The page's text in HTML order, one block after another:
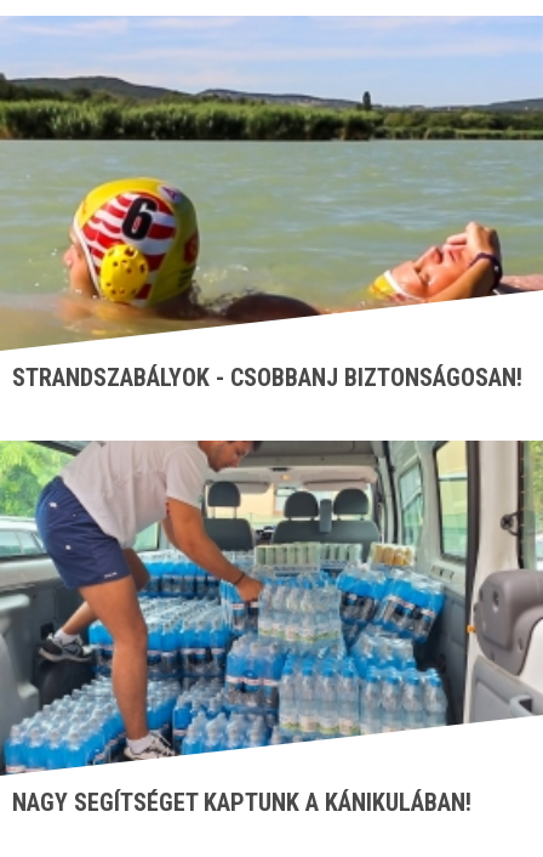
STRANDSZABÁLYOK - CSOBBANJ BIZTONSÁGOSAN!
NAGY SEGÍTSÉGET KAPTUNK A KÁNIKULÁBAN!